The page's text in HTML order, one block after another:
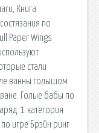
Книга
по
Paper Wings
стали
ванны голышом
Голые бабы по
1 категория
игре Брэйн ринг